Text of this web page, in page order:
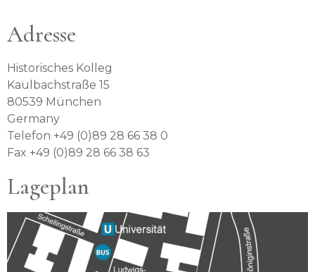
Adresse
Historisches Kolleg
Kaulbachstraße 15
80539 München
Germany
Telefon +49 (0)89 28 66 38 0
Fax +49 (0)89 28 66 38 63
Lageplan